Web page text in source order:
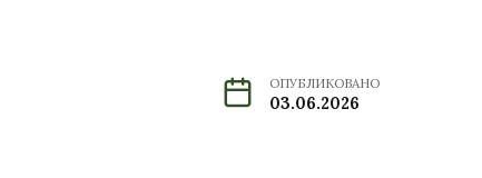
ОПУБЛИКОВАНО
03.06.2026